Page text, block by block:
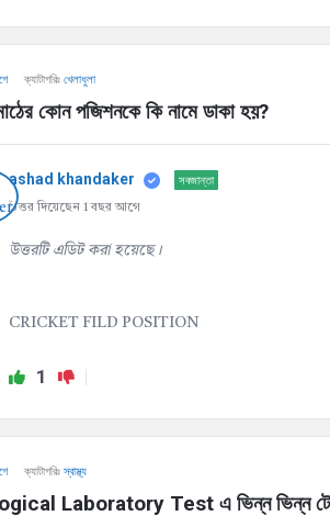
ক্যাটাগরিঃ খেলাধুলা
কোন পজিশনকে কি নামে ডাকা হয়?
ashad khandaker সবজান্তা
উত্তর দিয়েছেন 1 বছর আগে
উত্তরটি এডিট করা হয়েছে।
CRICKET FILD POSITION
1
ক্যাটাগরিঃ স্বাস্থ্য
Laboratory Test এ ভিন্ন ভিন্ন